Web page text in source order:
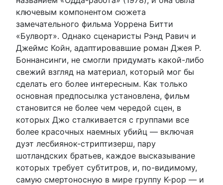
ключевым компонентом сюжета
замечательного фильма Уоррена Битти
«Булворт». Однако сценаристы Рэнд Равич и
Джеймс Койн, адаптировавшие роман Джея Р.
Боннансинги, не смогли придумать какой-либо
свежий взгляд на материал, который мог бы
сделать его более интересным. Как только
основная предпосылка установлена, фильм
становится не более чем чередой сцен, в
которых Джо сталкивается с группами все
более красочных наемных убийц — включая
дуэт лесбиянок-стриптизерш, пару
шотландских братьев, каждое высказывание
которых требует субтитров, и, по-видимому,
самую смертоносную в мире группу K-pop — и